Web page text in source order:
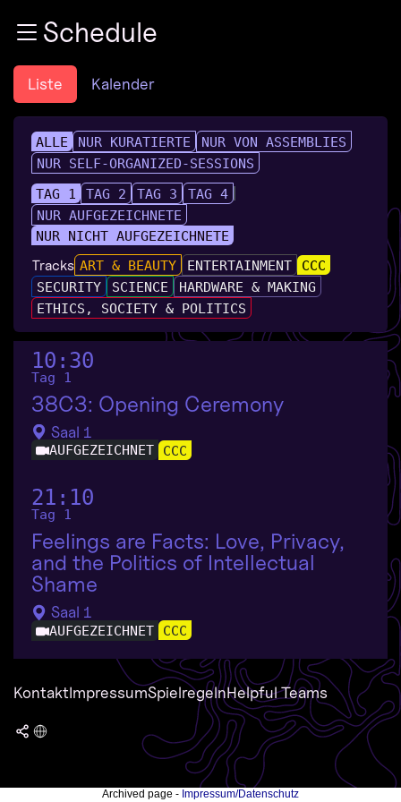
Zum InhaltSchedule
Liste Kalender
ALLE NUR KURATIERTE
NUR VON ASSEMBLIES
NUR SELF-ORGANIZED-SESSIONS
TAG 1
TAG 2 TAG 3
TAG 4
NUR AUFGEZEICHNETE
NUR NICHT AUFGEZEICHNETE
Tracks ART & BEAUTY ENTERTAINMENT
CCC
SECURITY
SCIENCE
HARDWARE & MAKING
ETHICS, SOCIETY & POLITICS
10:30
Tag 1
38C3: Opening Ceremony
Saal 1
AUFGEZEICHNET CCC
21:10
Tag 1
Feelings are Facts: Love, Privacy,
and the Politics of Intellectual
Shame
Saal 1
AUFGEZEICHNET CCC
KontaktImpressumSpielregelnHelpful Teams
Archived page - Impressum/Datenschutz